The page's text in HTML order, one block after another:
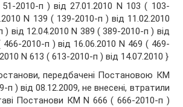
2010-п ) від 27.01.2010 N 103 ( 103-
N 139 ( 139-2010-п ) від 11.02.2010
) від 12.04.2010 N 389 ( 389-2010-п ) від
466-2010-п ) від 16.06.2010 N 469 ( 469-
N 613 ( 613-2010-п ) від 14.07.2010 }
передбачені Постановою КМ
п ) від 08.12.2009, не внесені, втратили
Постанови КМ N 666 ( 666-2010-п )